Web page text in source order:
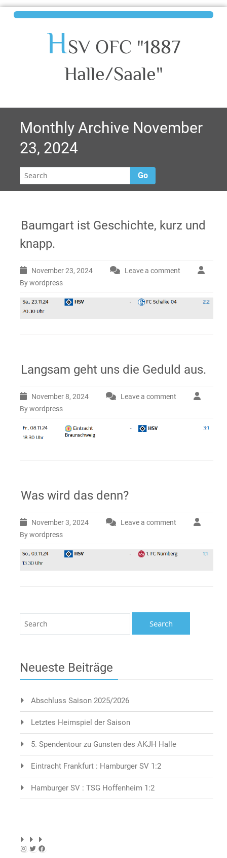
HSV OFC "1887
Halle/Saale"
Monthly Archive November
23, 2024
Go
Baumgart ist Geschichte, kurz und
knapp.
November 23, 2024
Leave a comment
By wordpress
Langsam geht uns die Geduld aus.
November 8, 2024
Leave a comment
By wordpress
Was wird das denn?
November 3, 2024
Leave a comment
By wordpress
Neueste Beiträge
Abschluss Saison 2025/2026
Letztes Heimspiel der Saison
5. Spendentour zu Gunsten des AKJH Halle
Eintracht Frankfurt : Hamburger SV 1:2
Hamburger SV : TSG Hoffenheim 1:2
Instagram
TwitterFacebook